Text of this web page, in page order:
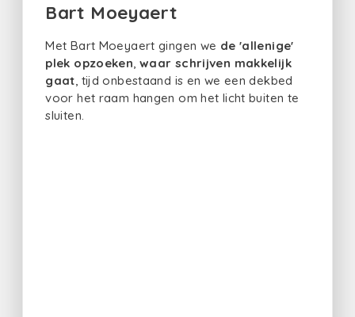
Bart Moeyaert
Met Bart Moeyaert gingen we de 'allenige'
plek opzoeken waar schrijven makkelijk
gaat , tijd onbestaand is en we een dekbed
voor het raam hangen om het licht buiten te
sluiten.